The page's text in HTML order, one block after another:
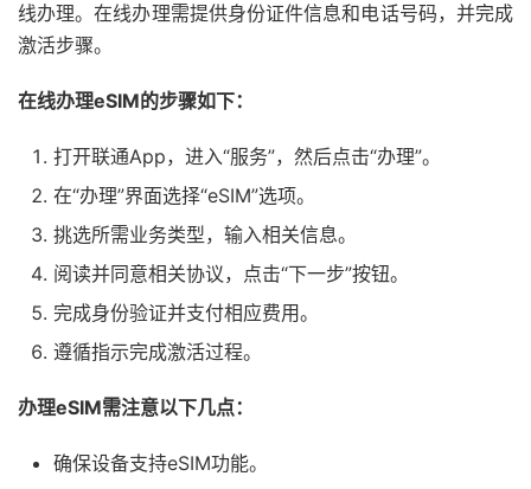
线办理。在线办理需提供身份证件信息和电话号码，并完成
激活步骤。
在线办理eSIM的步骤如下：
打开联通App，进入“服务”，然后点击“办理”。
在“办理”界面选择“eSIM”选项。
挑选所需业务类型，输入相关信息。
阅读并同意相关协议，点击“下一步”按钮。
完成身份验证并支付相应费用。
遵循指示完成激活过程。
办理eSIM需注意以下几点：
确保设备支持eSIM功能。